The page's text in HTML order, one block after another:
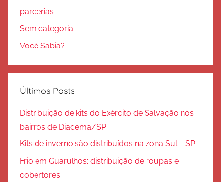
parcerias
Sem categoria
Você Sabia?
Últimos Posts
Distribuição de kits do Exército de Salvação nos
bairros de Diadema/SP
Kits de inverno são distribuídos na zona Sul – SP
Frio em Guarulhos: distribuição de roupas e
cobertores